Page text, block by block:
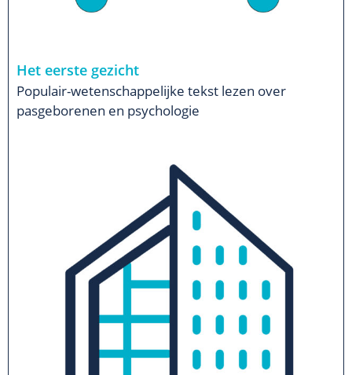
Het eerste gezicht
Populair-wetenschappelijke tekst lezen over
pasgeborenen en psychologie